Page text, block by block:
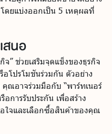
ดยแบ่งออกเป็น 5 เหตุผลที่
สนอ
จ” ช่วยเสริมจุดแข็งของธุรกิจ
อโปรโมชันร่วมกัน ตัวอย่าง
ณอาจร่วมมือกับ “พาร์ทเนอร์
อการรับประกัน เพื่อสร้าง
ใจและเลือกซื้อสินค้าของคุณ